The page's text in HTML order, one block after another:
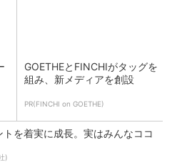
GOETHEとFINCHIがタッグを
組み、新メディアを創設
PR(FINCHI on GOETHE)
トを着実に成長。実はみんなココ
)